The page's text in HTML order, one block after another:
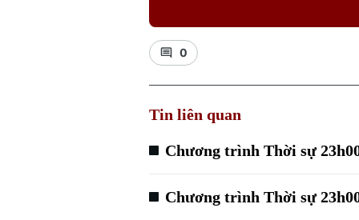
0
Tin liên quan
Chương trình Thời sự
Chương trình Thời sự